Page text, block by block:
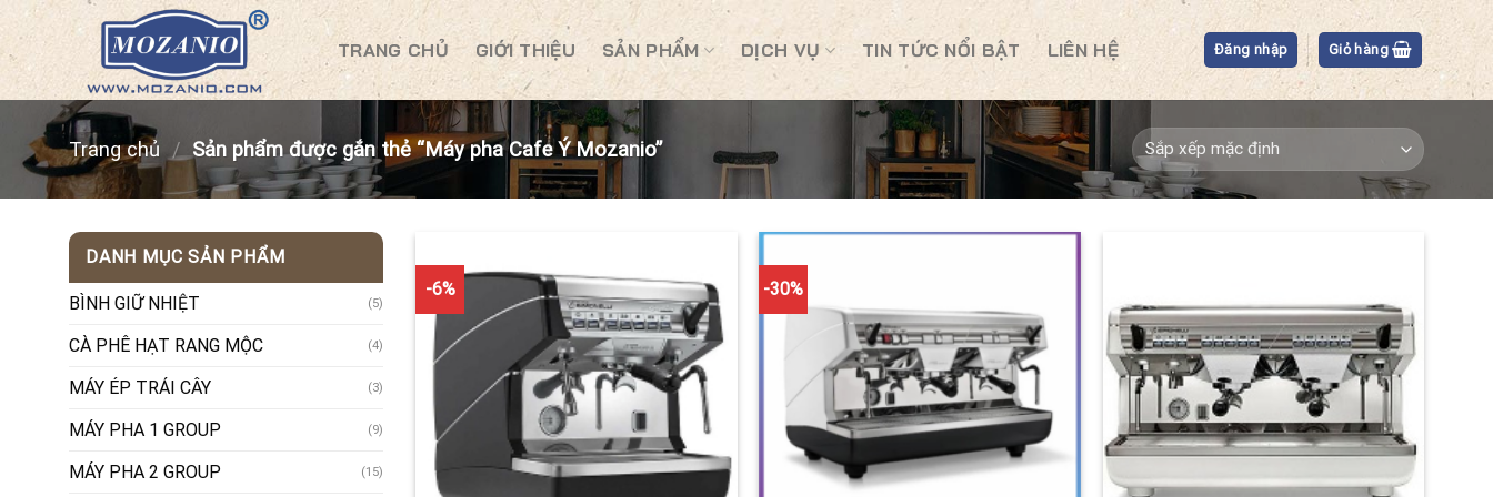
content
TRANG CHỦ GIỚI THIỆU SẢN PHẨM DỊCH VỤ TIN TỨC NỔI BẬT LIÊN HỆ Đăng nhập Giỏ hàng
Trang chủ / Sản phẩm được gắn thẻ “Máy pha Cafe Ý Mozanio”
DANH MỤC SẢN PHẨM
BÌNH GIỮ NHIỆT (5)
CÀ PHÊ HẠT RANG MỘC (4)
MÁY ÉP TRÁI CÂY (3)
MÁY PHA 1 GROUP (9)
MÁY PHA 2 GROUP (15)
-6%
Add to
Wishlist
-30%
Add to
Wishlist
Add to
Wishlist